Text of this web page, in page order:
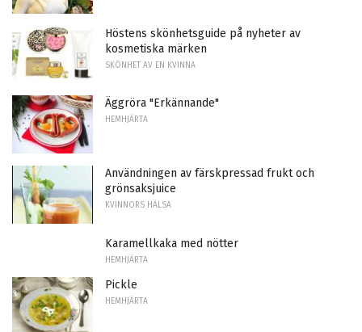
Höstens skönhetsguide på nyheter av
kosmetiska märken
SKÖNHET AV EN KVINNA
Äggröra "Erkännande"
HEMHJÄRTA
Användningen av färskpressad frukt och
grönsaksjuice
KVINNORS HÄLSA
Karamellkaka med nötter
HEMHJÄRTA
Pickle
HEMHJÄRTA